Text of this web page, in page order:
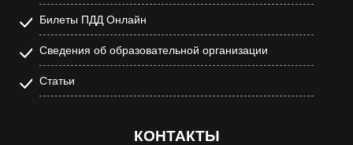
Билеты ПДД Онлайн
Сведения об образовательной организации
Статьи
КОНТАКТЫ